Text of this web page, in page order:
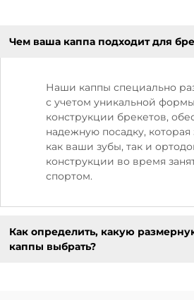
Чем ваша каппа подходит для
Наши каппы специально
с учетом уникальной
конструкции брекетов,
надежную посадку,
как ваши зубы, так и
конструкции во время
спортом.
Как определить, какую
каппы выбрать?